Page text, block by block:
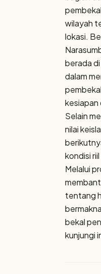
wilayah
lokasi.
berada
dalam
kesiapan
Selain
nilai
kondisi
Melalui
tentang
bekal
kunjungi